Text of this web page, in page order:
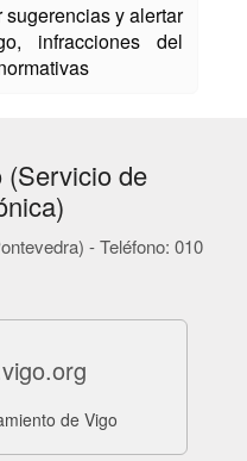
y alertar
infracciones del
(Servicio de
- Teléfono: 010
de Vigo